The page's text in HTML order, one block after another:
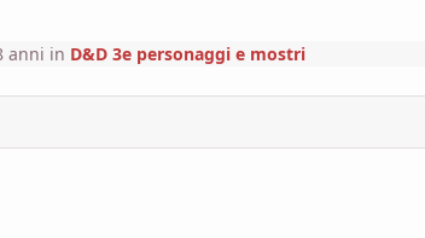
anni in D&D 3e personaggi e mostri